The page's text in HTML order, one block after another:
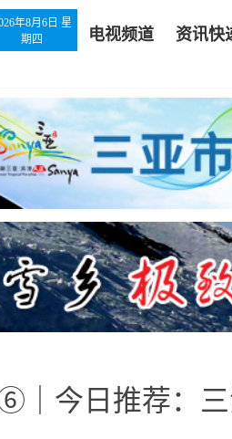
年8月6日 星
期四
电视频道 资讯快
｜今日推荐：